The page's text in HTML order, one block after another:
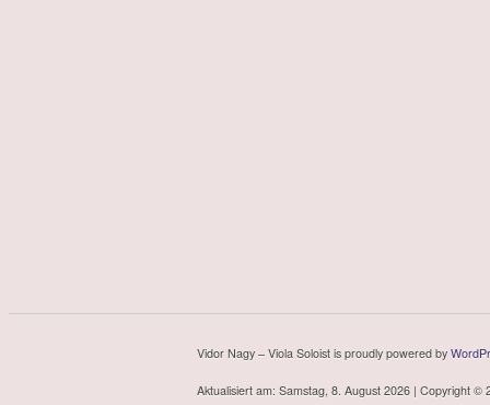
Vidor Nagy – Viola Soloist is proudly powered by
Aktualisiert am: Samstag, 8. August 2026 | Copyright ©